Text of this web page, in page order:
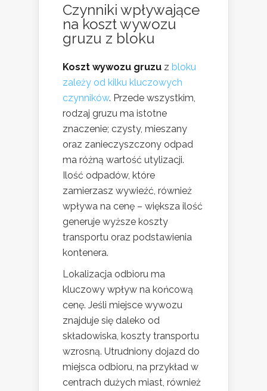
Czynniki wpływające
na koszt wywozu
gruzu z bloku
Koszt wywozu gruzu z bloku
zależy od kilku kluczowych
czynników. Przede wszystkim,
rodzaj gruzu ma istotne
znaczenie; czysty, mieszany
oraz zanieczyszczony odpad
ma różną wartość utylizacji.
Ilość odpadów, które
zamierzasz wywieźć, również
wpływa na cenę – większa ilość
generuje wyższe koszty
transportu oraz podstawienia
kontenera.
Lokalizacja odbioru ma
kluczowy wpływ na końcową
cenę. Jeśli miejsce wywozu
znajduje się daleko od
składowiska, koszty transportu
wzrosną. Utrudniony dojazd do
miejsca odbioru, na przykład w
centrach dużych miast, również